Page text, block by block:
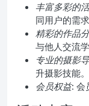
丰富多彩的
同用户的需求
精彩的作品
与他人交流学
专业的摄影
升摄影技能。
会员权益: 会